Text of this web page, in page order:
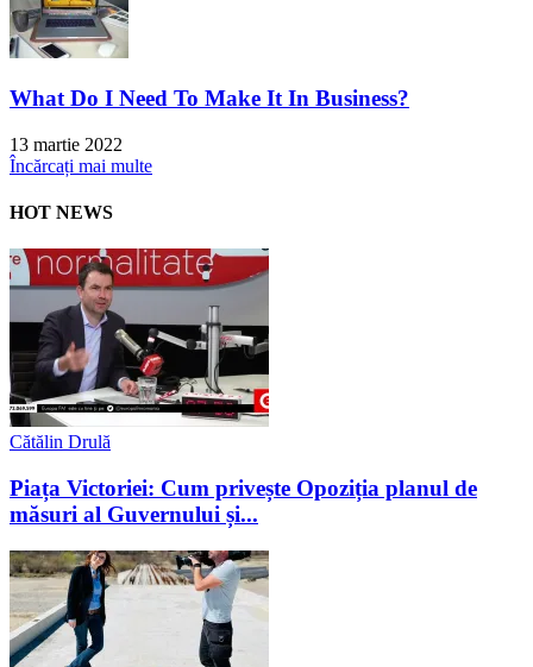
What Do I Need To Make It In Business?
13 martie 2022
Încărcați mai multe
HOT NEWS
Cătălin Drulă
Piața Victoriei: Cum privește Opoziția planul de
măsuri al Guvernului și...